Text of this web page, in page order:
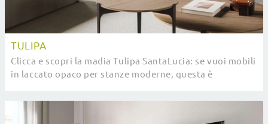
TULIPA
Clicca e scopri la madia Tulipa SantaLucia: se vuoi mobili
in laccato opaco per stanze moderne, questa è